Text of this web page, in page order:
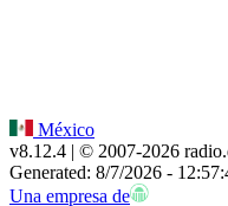
México
v8.12.4 | © 2007-2026
Generated: 8/7/2026 -
Una empresa de